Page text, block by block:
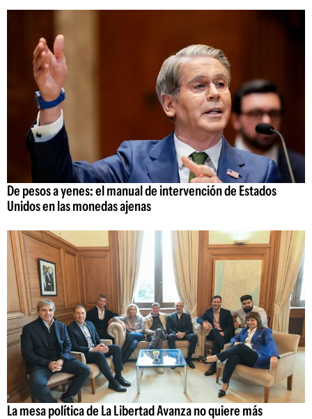
De pesos a yenes: el manual de intervención de Estados
Unidos en las monedas ajenas
La mesa política de La Libertad Avanza no quiere más